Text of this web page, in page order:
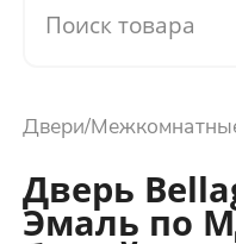
О компании
Установка
Двери
Дверь
Эмаль по